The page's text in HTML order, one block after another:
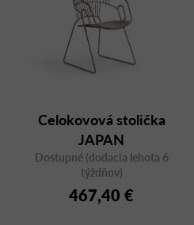
Celokovová stolička
JAPAN
Dostupné (dodacia lehota 6
týždňov)
467,40 €